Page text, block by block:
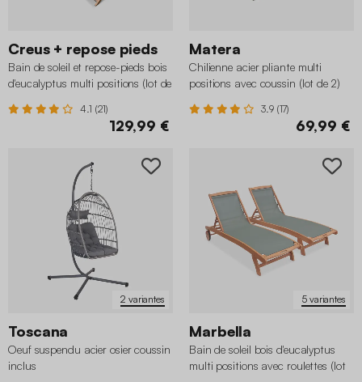
Creus + repose pieds
Bain de soleil et repose-pieds bois
d'eucalyptus multi positions (lot de
4.1 (21)
129,99 €
Matera
Chilienne acier pliante multi
positions avec coussin (lot de 2)
3.9 (17)
69,99 €
2 variantes
Toscana
Oeuf suspendu acier osier coussin
inclus
5 variantes
Marbella
Bain de soleil bois d'eucalyptus
multi positions avec roulettes (lot